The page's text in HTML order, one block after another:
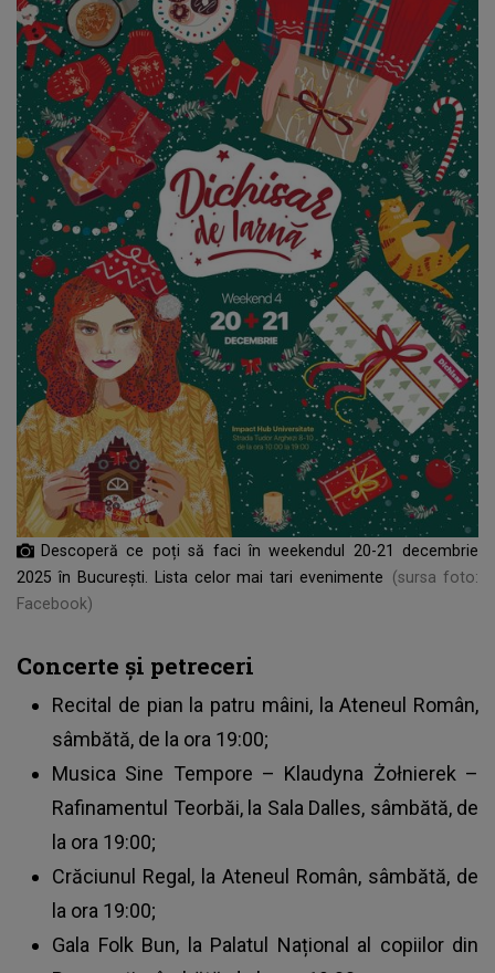
Descoperă ce poți să faci în weekendul 20-21 decembrie
2025 în București. Lista celor mai tari evenimente
(sursa foto:
Facebook)
Concerte și petreceri
Recital de pian la patru mâini, la Ateneul Român,
sâmbătă, de la ora 19:00;
Musica Sine Tempore – Klaudyna Żołnierek –
Rafinamentul Teorbăi, la Sala Dalles, sâmbătă, de
la ora 19:00;
Crăciunul Regal, la Ateneul Român, sâmbătă, de
la ora 19:00;
Gala Folk Bun, la Palatul Național al copiilor din